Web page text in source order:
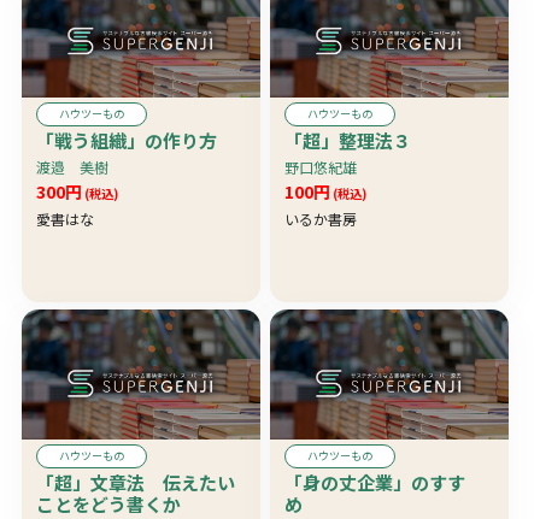
ハウツーもの
「戦う組織」の作り方
渡邉 美樹
300円 (税込)
愛書はな
ハウツーもの
「超」整理法３
野口悠紀雄
100円 (税込)
いるか書房
ハウツーもの
「超」文章法 伝えたい
ことをどう書くか
ハウツーもの
「身の丈企業」のすす
め